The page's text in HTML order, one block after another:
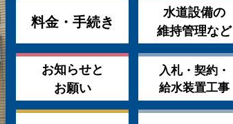
料金・手続き
水道設備の
維持管理など
お知らせと
お願い
入札・契約・
給水装置工事